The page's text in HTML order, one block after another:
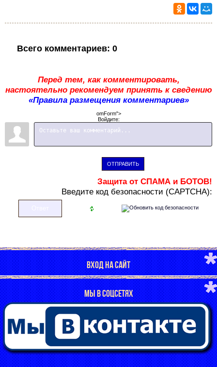
Всего комментариев: 0
Перед тем, как комментировать,
настоятельно рекомендуем принять к сведению
«Правила размещения комментариев»
omForm">
Войдите:
ОТПРАВИТЬ
Защита от СПАМА и БОТОВ!
Введите код безопасности (CAPTCHA):
ВХОД НА САЙТ
МЫ В СОЦСЕТЯХ